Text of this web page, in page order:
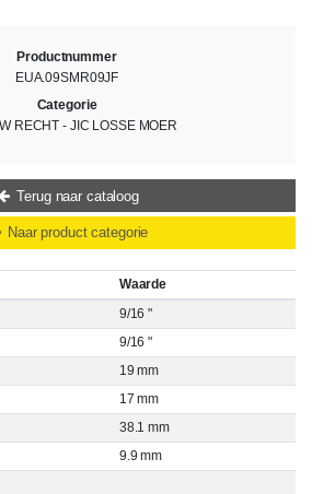
Waarde
9/16 "
9/16 "
19 mm
17 mm
38.1 mm
9.9 mm
Productnummer
EUA.09SMR09JF
Categorie
RECHT - JIC LOSSE MOER
Terug naar cataloog
Naar product categorie